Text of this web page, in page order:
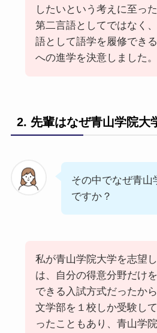
したいという考えに至った
第二言語としてではなく
語として語学を履修でき
への進学を決意しました。
2. 先輩はなぜ青山学院大
その中でなぜ青山
ですか？
私が青山学院大学を志望
は、自分の得意分野だけ
できる入試方式だったから
文学部を１校しか受験し
ったこともあり、青山学